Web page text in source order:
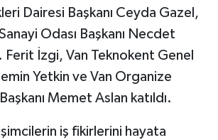
Dairesi Başkanı Ceyda Gazel,
Odası Başkanı Necdet
Ferit İzgi, Van Teknokent Genel
Yetkin ve Van Organize
Memet Aslan katıldı.
iş fikirlerini hayata